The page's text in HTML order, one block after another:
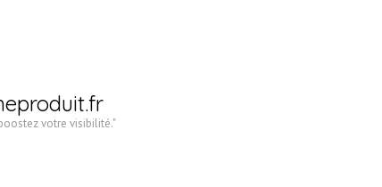
votre visibilité."